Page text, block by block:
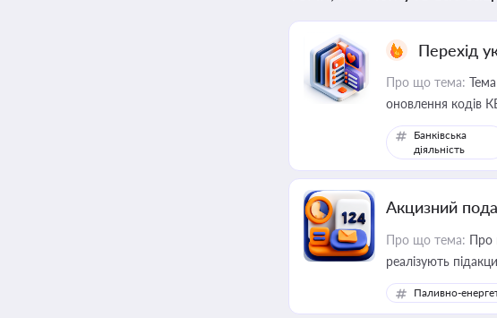
Перехід
Про що тема:
оновлення кодів
Банківська
діяльність
Акцизний
Про що тема: Про
реалізують
Паливно-